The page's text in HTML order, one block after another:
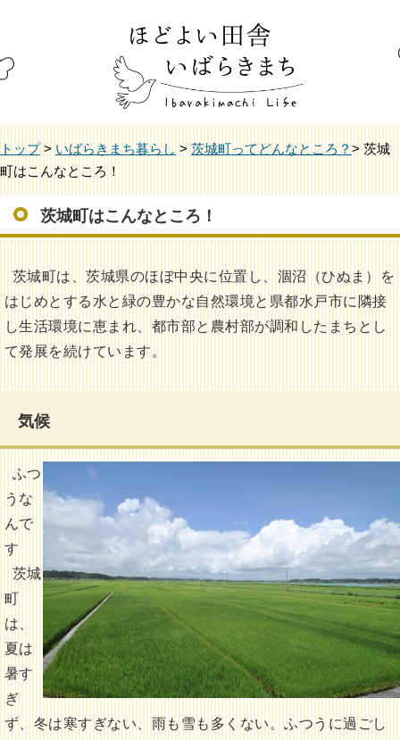
トップ> いばらきまち暮らし > 茨城町ってどんなところ？ > 茨城
町はこんなところ！
茨城町はこんなところ！
茨城町は、茨城県のほぼ中央に位置し、涸沼（ひぬま）を
はじめとする水と緑の豊かな自然環境と県都水戸市に隣接
し生活環境に恵まれ、都市部と農村部が調和したまちとし
て発展を続けています。
気候
ふつ
うな
んで
す
茨城
町
は、
夏は
暑す
ぎ
ず、冬は寒すぎない、雨も雪も多くない。ふつうに過ごし